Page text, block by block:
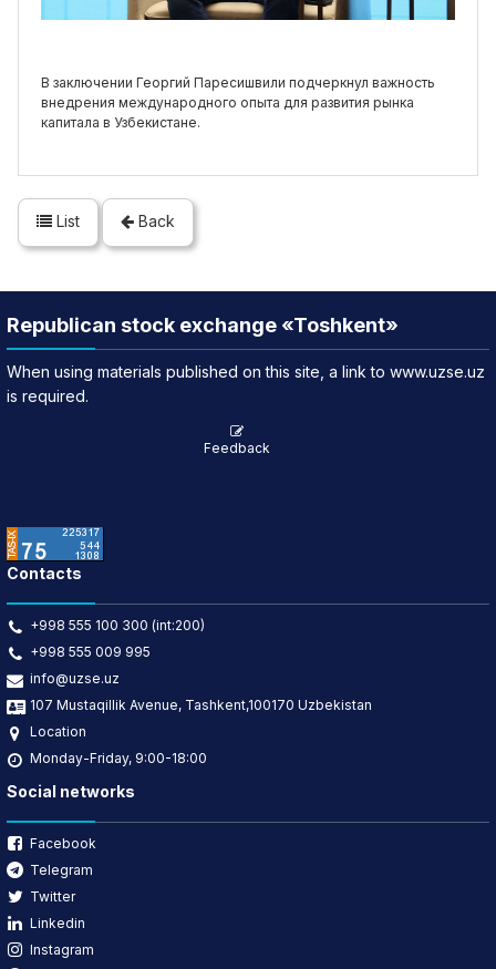
В заключении Георгий Паресишвили подчеркнул важность
внедрения международного опыта для развития рынка
капитала в Узбекистане.
List Back
Republican stock exchange «Toshkent»
When using materials published on this site, a link to www.uzse.uz
is required.
Feedback
Contacts
+998 555 100 300 (int:200)
+998 555 009 995
info@uzse.uz
107 Mustaqillik Avenue, Tashkent,100170 Uzbekistan
Location
Monday-Friday, 9:00-18:00
Social networks
Facebook
Telegram
Twitter
Linkedin
Instagram